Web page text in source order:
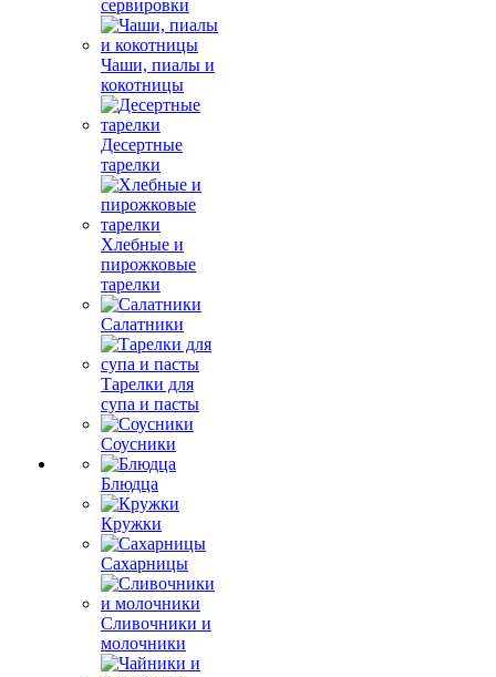
сервировки
Чаши, пиалы и
кокотницы
Десертные
тарелки
Хлебные и
пирожковые
тарелки
Салатники
Тарелки для
супа и пасты
Соусники
Блюдца
Кружки
Сахарницы
Сливочники и
молочники